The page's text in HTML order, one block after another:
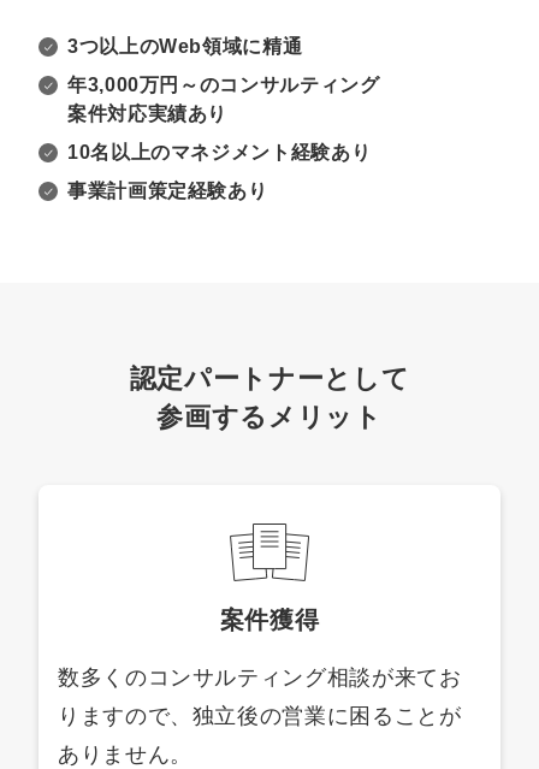
3つ以上のWeb領域に精通
年3,000万円～のコンサルティング
案件対応実績あり
10名以上のマネジメント経験あり
事業計画策定経験あり
認定パートナーとして
参画するメリット
案件獲得
数多くのコンサルティング相談が来てお
りますので、独立後の営業に困ることが
ありません。